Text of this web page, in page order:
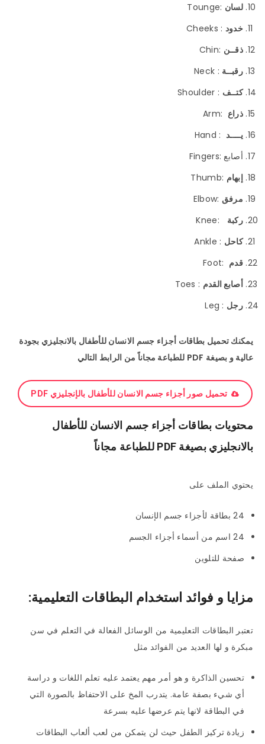
لسان :Tounge
خدود : Cheeks
ذقــن :Chin
رقبــة : Neck
كتــف : Shoulder
ذراع :Arm
يــــد: Hand
أصابع :Fingers
إبهام :Thumb
مرفق :Elbow
ركبة :Knee
كاحل : Ankle
قدم :Foot
أصابع القدم : Toes
رجل : Leg
يمكنك تحميل بطاقات أجزاء جسم الانسان للأطفال بالانجليزي بجودة
عالية و بصيغة PDF للطباعة مجاناً من الرابط التالي
تحميل صور أجزاء جسم الانسان للأطفال بالإنجليزي PDF
محتويات بطاقات أجزاء جسم الانسان للأطفال
بالانجليزي بصيغة PDF للطباعة مجاناً
يحتوي الملف على
24 بطاقة لأجزاء جسم الإنسان
24 اسم من أسماء أجزاء الجسم
صفحة للتلوين
مزايا و فوائد استخدام البطاقات التعليمية:
تعتبر البطاقات التعليمية من الوسائل الفعالة في التعلم في سن
مبكرة و لها العديد من الفوائد مثل
تحسين الذاكرة و هو أمر مهم يعتمد عليه تعلم اللغات و دراسة
أي شيء بصفة عامة. يتدرب المخ على الاحتفاظ بالصورة التي
في البطاقة لانها يتم عرضها عليه بسرعة
زيادة تركيز الطفل حيث لن يتمكن من لعب ألعاب البطاقات